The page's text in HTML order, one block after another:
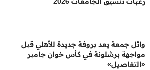
وائل جمعة يعد بروفة جديدة للأهلي قبل
مواجهة برشلونة في كأس خوان جامبر
«التفاصيل»